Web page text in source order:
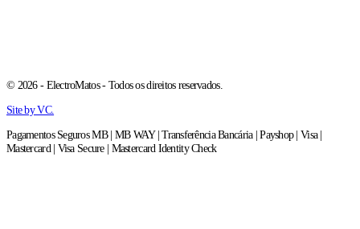
© 2026 - ElectroMatos - Todos os direitos reservados.
Site by VC.
Pagamentos Seguros MB | MB WAY | Transferência Bancária | Payshop | Visa |
Mastercard | Visa Secure | Mastercard Identity Check